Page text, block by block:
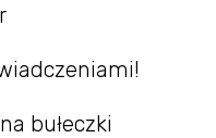
bułeczki